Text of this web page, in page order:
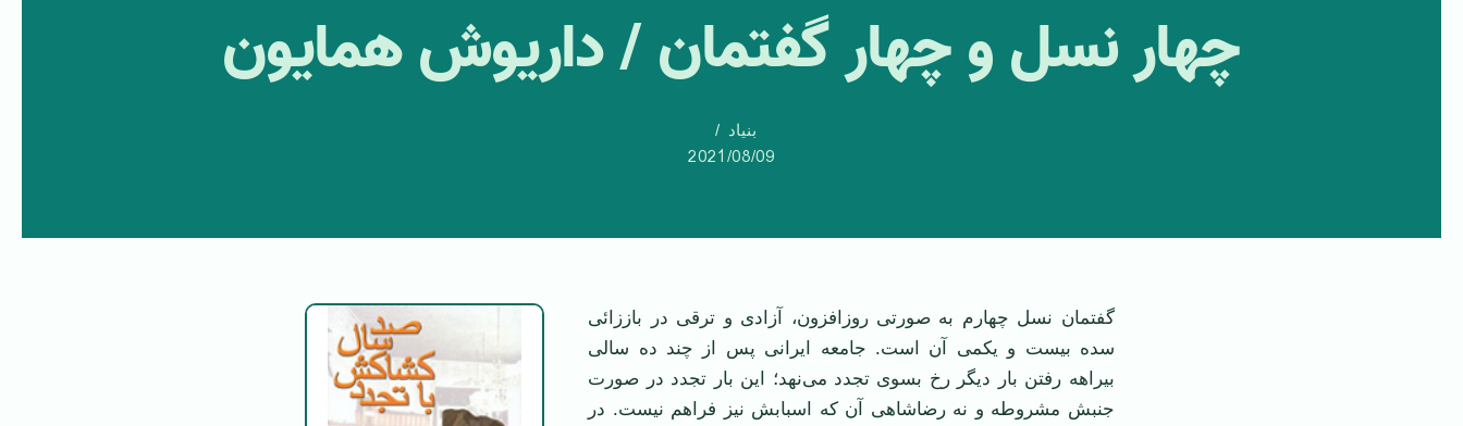
چهار نسل و چهار گفتمان / داریوش همایون
بنیاد
2021/08/09
گفتمان نسل چهارم به صورتی روزافزون، آزادی و ترقی در باززائی
سده بیست و یکمی آن است. جامعه ایرانی پس از چند ده سالی
بیراهه رفتن بار دیگر رخ بسوی تجدد می‌نهد؛ این بار تجدد در صورت
جنبش مشروطه و نه رضاشاهی آن که اسبابش نیز فراهم نیست. در